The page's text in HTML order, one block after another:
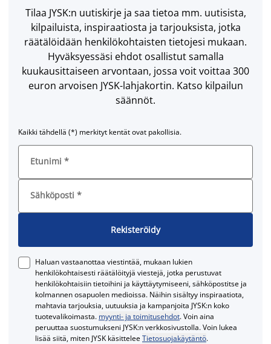
Tilaa JYSK:n uutiskirje ja saa tietoa mm. uutisista,
kilpailuista, inspiraatiosta ja tarjouksista, jotka
räätälöidään henkilökohtaisten tietojesi mukaan.
Hyväksyessäsi ehdot osallistut samalla
kuukausittaiseen arvontaan, jossa voit voittaa 300
euron arvoisen JYSK-lahjakortin. Katso kilpailun
säännöt.
Kaikki tähdellä (*) merkityt kentät ovat pakollisia.
Etunimi *
Sähköposti *
Rekisteröidy
Haluan vastaanottaa viestintää, mukaan lukien
henkilökohtaisesti räätälöityjä viestejä, jotka perustuvat
henkilökohtaisiin tietoihini ja käyttäytymiseeni, sähköpostitse ja
kolmannen osapuolen medioissa. Näihin sisältyy inspiraatiota,
mahtavia tarjouksia, uutuuksia ja kampanjoita JYSK:n koko
tuotevalikoimasta. myynti- ja toimitusehdot. Voin aina
peruuttaa suostumukseni JYSK:n verkkosivustolla. Voin lukea
lisää siitä, miten JYSK käsitteleeTietosuojakäytäntö.